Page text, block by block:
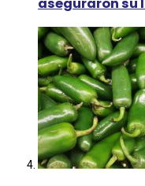
aseguraron su